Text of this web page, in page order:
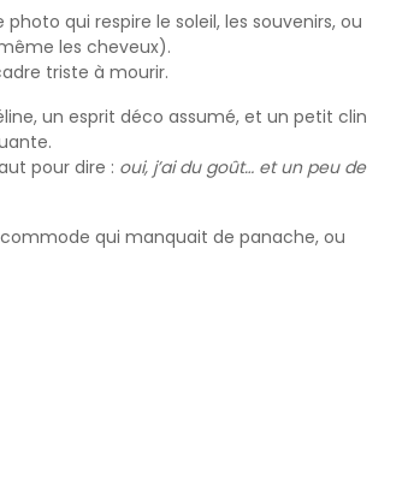
qui respire le soleil, les souvenirs, ou
les cheveux).
triste à mourir.
un esprit déco assumé, et un petit clin
pour dire : oui, j’ai du goût… et un peu de
qui manquait de panache, ou